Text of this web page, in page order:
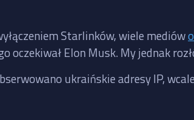
Starlinków, wiele mediów
oczekiwał Elon Musk. My jednak
ukraińskie adresy IP,